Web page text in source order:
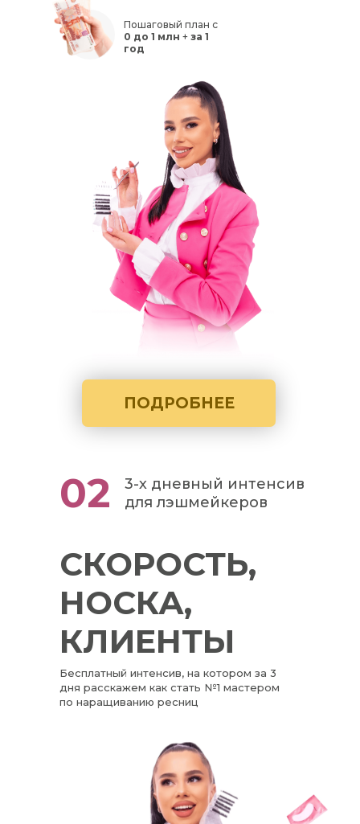
Пошаговый план с
0 до 1 млн + за 1
год
ПОДРОБНЕЕ
СКОРОСТЬ,
НОСКА,
КЛИЕНТЫ
3-х дневный интенсив
для лэшмейкеров
Бесплатный интенсив, на котором за 3
дня расскажем как стать №1 мастером
по наращиванию ресниц
02